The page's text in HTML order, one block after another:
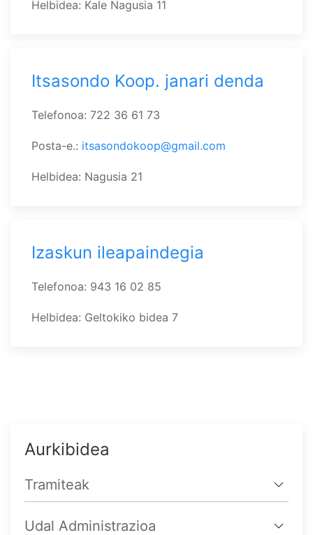
Helbidea: Kale Nagusia 11
Itsasondo Koop. janari denda
Telefonoa: 722 36 61 73
Posta-e.: itsasondokoop@gmail.com
Helbidea: Nagusia 21
Izaskun ileapaindegia
Telefonoa: 943 16 02 85
Helbidea: Geltokiko bidea 7
Aurkibidea
Tramiteak
Udal Administrazioa